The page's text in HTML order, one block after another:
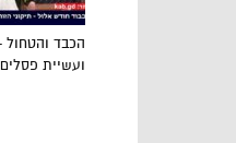
הכבד
ועשיית פסלים